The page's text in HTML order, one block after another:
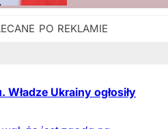
Władze Ukrainy ogłosiły